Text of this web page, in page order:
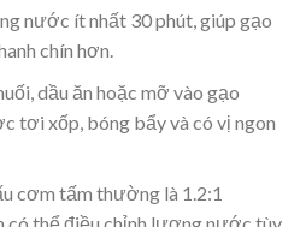
nước ít nhất 30 phút, giúp gạo
chín hơn.
dầu ăn hoặc mỡ vào gạo
tơi xốp, bóng bẩy và có vị ngon
cơm tấm thường là 1.2:1